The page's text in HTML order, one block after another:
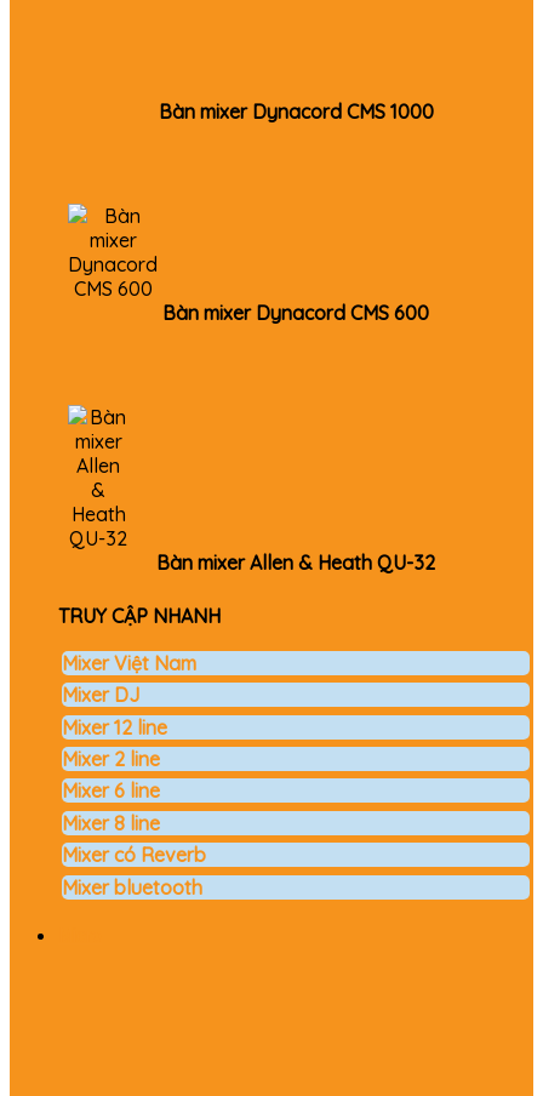
Bàn mixer Dynacord CMS 1000
Bàn mixer Dynacord CMS 600
Bàn mixer Allen & Heath QU-32
TRUY CẬP NHANH
Mixer Việt Nam
Mixer DJ
Mixer 12 line
Mixer 2 line
Mixer 6 line
Mixer 8 line
Mixer có Reverb
Mixer bluetooth